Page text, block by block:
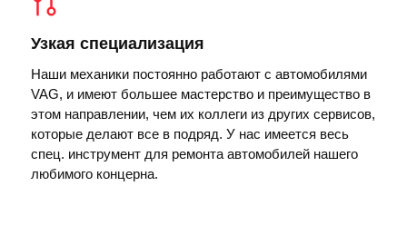
Узкая специализация
Наши механики постоянно работают с автомобилями
VAG, и имеют большее мастерство и преимущество в
этом направлении, чем их коллеги из других сервисов,
которые делают все в подряд. У нас имеется весь
спец. инструмент для ремонта автомобилей нашего
любимого концерна.